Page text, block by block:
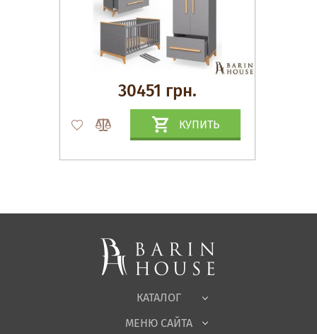
30451 грн.
КУПИТЬ
КАТАЛОГ
Спальни, Кровати
Корпусная мебель
Офисная мебель
Садовая мебель
МЕНЮ САЙТА